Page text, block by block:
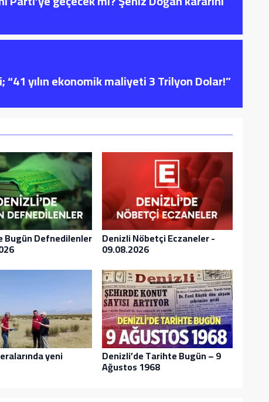
“41 yılın ekonomik maliyeti 3 Trilyon Dolar!”
Bugün Defnedilenler Denizli Nöbetçi Eczaneler -
09.08.2026
yeni Denizli’de Tarihte Bugün – 9
Ağustos 1968